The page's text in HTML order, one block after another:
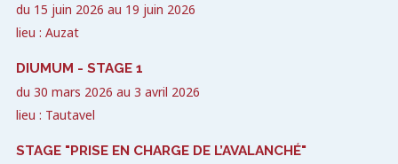
du 15 juin 2026 au 19 juin 2026
lieu : Auzat
DIUMUM - STAGE 1
du 30 mars 2026 au 3 avril 2026
lieu : Tautavel
STAGE "PRISE EN CHARGE DE L’AVALANCHÉ"